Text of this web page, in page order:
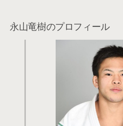
永山竜樹のプロフィール